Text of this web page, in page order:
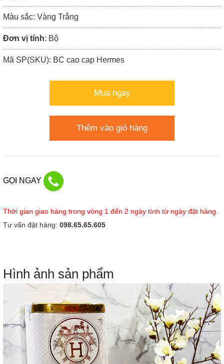
Màu sắc: Vàng Trắng
Đơn vị tính: Bộ
Mã SP(SKU): BC cao cap Hermes
Mua ngay
Thêm vào giỏ hàng
GỌI NGAY
Thời gian giao hàng trong vòng 1 đến 2 ngày tính từ ngày đặt hàng.
Tư vấn đặt hàng: 098.65.65.605
Hình ảnh sản phẩm